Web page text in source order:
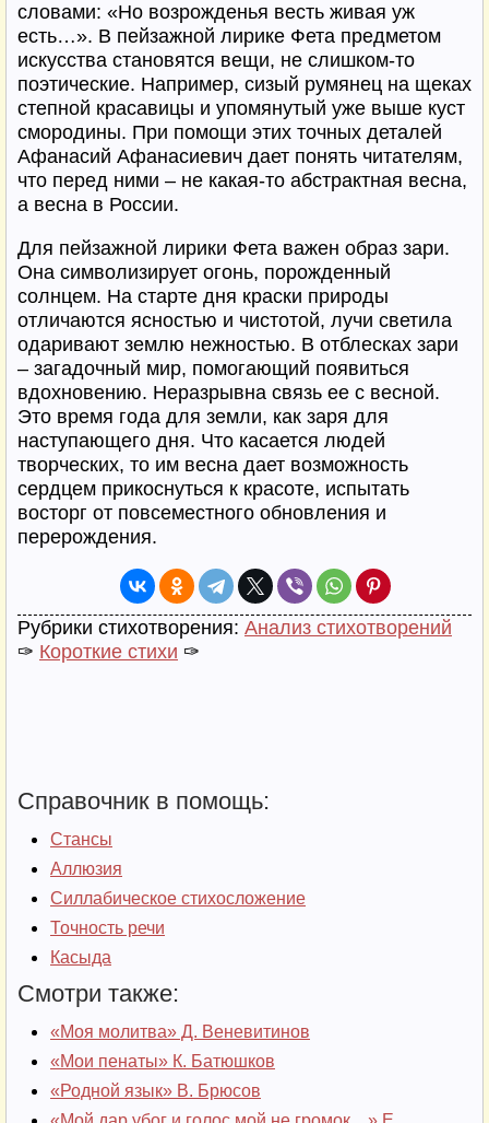
словами: «Но возрожденья весть живая уж
есть…». В пейзажной лирике Фета предметом
искусства становятся вещи, не слишком-то
поэтические. Например, сизый румянец на щеках
степной красавицы и упомянутый уже выше куст
смородины. При помощи этих точных деталей
Афанасий Афанасиевич дает понять читателям,
что перед ними – не какая-то абстрактная весна,
а весна в России.
Для пейзажной лирики Фета важен образ зари.
Она символизирует огонь, порожденный
солнцем. На старте дня краски природы
отличаются ясностью и чистотой, лучи светила
одаривают землю нежностью. В отблесках зари
– загадочный мир, помогающий появиться
вдохновению. Неразрывна связь ее с весной.
Это время года для земли, как заря для
наступающего дня. Что касается людей
творческих, то им весна дает возможность
сердцем прикоснуться к красоте, испытать
восторг от повсеместного обновления и
перерождения.
Рубрики стихотворения: Анализ стихотворений
✑ Короткие стихи ✑
Справочник в помощь:
Стансы
Аллюзия
Силлабическое стихосложение
Точность речи
Касыда
Смотри также:
«Моя молитва» Д. Веневитинов
«Мои пенаты» К. Батюшков
«Родной язык» В. Брюсов